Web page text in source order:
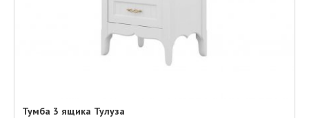
Тумба 3 ящика Тулуза